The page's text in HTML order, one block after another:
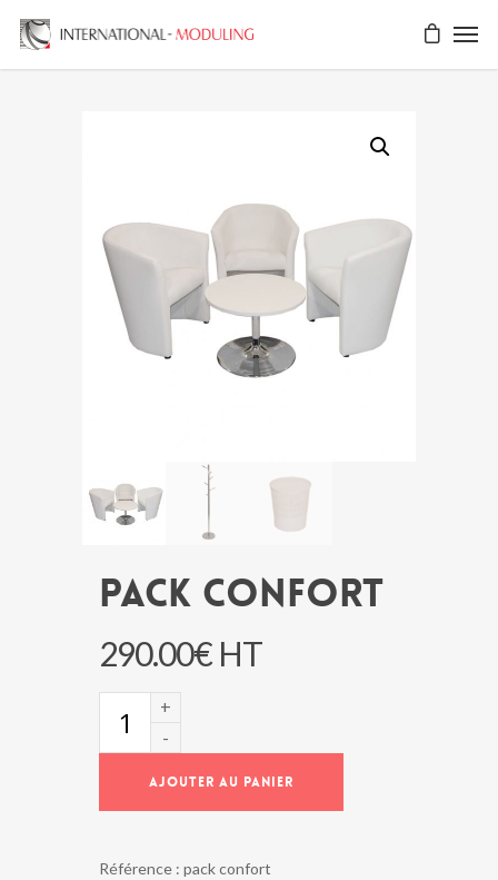
PACK CONFORT
290.00€ HT
AJOUTER AU PANIER
Référence : pack confort